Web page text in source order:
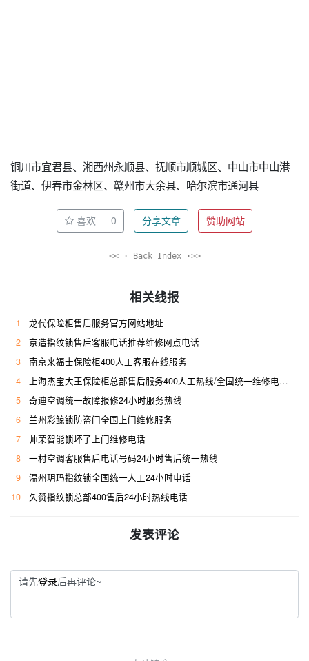
铜川市宜君县、湘西州永顺县、抚顺市顺城区、中山市中山港
街道、伊春市金林区、赣州市大余县、哈尔滨市通河县
喜欢 0 分享文章 赞助网站
<< · Back Index ·>>
相关线报
1
龙代保险柜售后服务官方网站地址
2
京造指纹锁售后客服电话推荐维修网点电话
3
南京来福士保险柜400人工客服在线服务
4
上海杰宝大王保险柜总部售后服务400人工热线/全国统一维修电话是多少
5
奇迪空调统一故障报修24小时服务热线
6
兰州彩鲸锁防盗门全国上门维修服务
7
帅荣智能锁坏了上门维修电话
8
一村空调客服售后电话号码24小时售后统一热线
9
温州玥玛指纹锁全国统一人工24小时电话
10
久赞指纹锁总部400售后24小时热线电话
发表评论
请先登录后再评论~